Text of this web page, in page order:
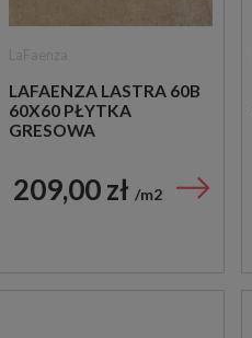
LAFAENZA LASTRA 60B
60X60 PŁYTKA
GRESOWA
209,00 zł m2